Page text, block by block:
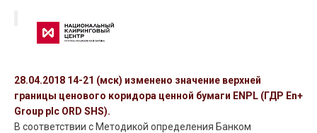
28.04.2018 14-21 (мск) изменено значение верхней
границы ценового коридора ценной бумаги ENPL (ГДР En+
Group plc ORD SHS).
В соответствии с Методикой определения Банком